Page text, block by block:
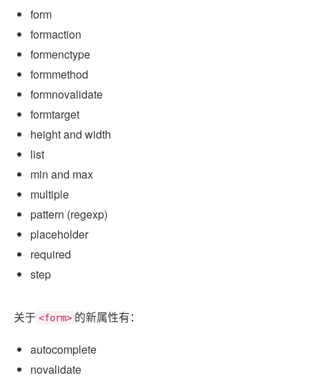
form
formaction
formenctype
formmethod
formnovalidate
formtarget
height and width
list
min and max
multiple
pattern (regexp)
placeholder
required
step
关于 <form> 的新属性有：
autocomplete
novalidate